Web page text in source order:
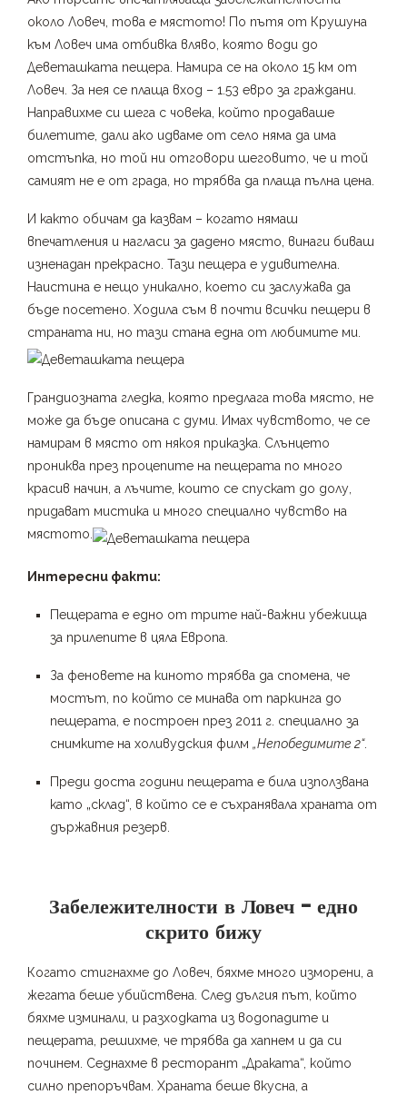
около Ловеч, това е мястото! По пътя от Крушуна
към Ловеч има отбивка вляво, която води до
Деветашката пещера. Намира се на около 15 км от
Ловеч. За нея се плаща вход – 1.53 евро за граждани.
Направихме си шега с човека, който продаваше
билетите, дали ако идваме от село няма да има
отстъпка, но той ни отговори шеговито, че и той
самият не е от града, но трябва да плаща пълна цена.
И както обичам да казвам – когато нямаш
впечатления и нагласи за дадено място, винаги биваш
изненадан прекрасно. Тази пещера е удивителна.
Наистина е нещо уникално, което си заслужава да
бъде посетено. Ходила съм в почти всички пещери в
страната ни, но тази стана една от любимите ми.
Грандиозната гледка, която предлага това място, не
може да бъде описана с думи. Имах чувството, че се
намирам в място от някоя приказка. Слънцето
прониква през процепите на пещерата по много
красив начин, а лъчите, които се спускат до долу,
придават мистика и много специално чувство на
мястото.
Интересни факти:
Пещерата е едно от трите най-важни убежища
за прилепите в цяла Европа.
За феновете на киното трябва да спомена, че
мостът, по който се минава от паркинга до
пещерата, е построен през 2011 г. специално за
снимките на холивудския филм „Непобедимите 2“.
Преди доста години пещерата е била използвана
като „склад“, в който се е съхранявала храната от
държавния резерв.
Забележителности в Ловеч – едно
скрито бижу
Когато стигнахме до Ловеч, бяхме много изморени, а
жегата беше убийствена. След дългия път, който
бяхме изминали, и разходката из водопадите и
пещерата, решихме, че трябва да хапнем и да си
починем. Седнахме в ресторант „Драката“, който
силно препоръчвам. Храната беше вкусна, а